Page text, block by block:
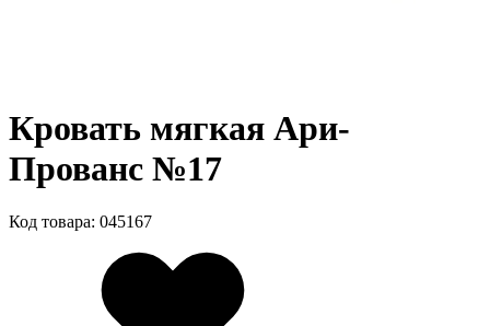
Кровать мягкая Ари-
Прованс №17
Код товара: 045167